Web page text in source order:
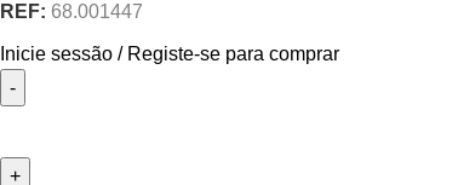
REF: 68.001447
Inicie sessão / Registe-se para comprar